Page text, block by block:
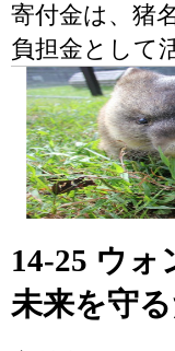
寄付金は、猪
負担金として
14-25 ウ
未来を守